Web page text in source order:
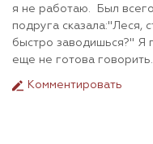
я не работаю. Был
подруга сказала:"Леся,
быстро заводишься?" Я
еще не готова
Комментировать